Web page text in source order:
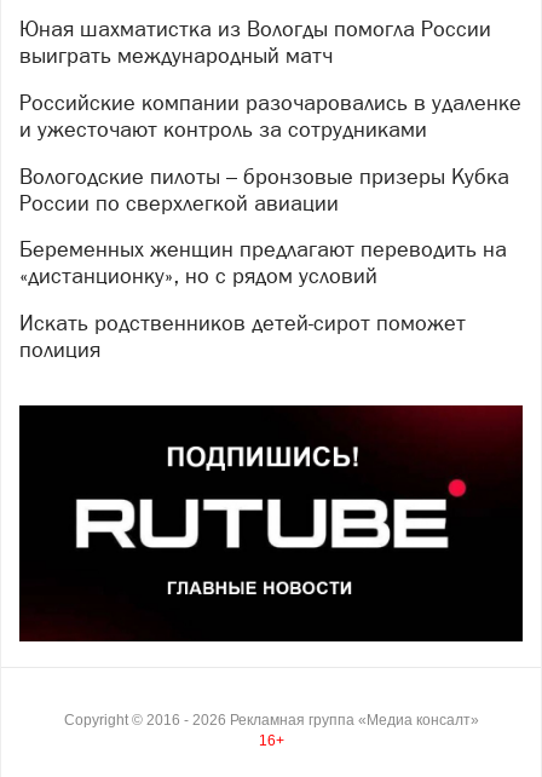
Юная шахматистка из Вологды помогла России
выиграть международный матч
Российские компании разочаровались в удаленке
и ужесточают контроль за сотрудниками
Вологодские пилоты – бронзовые призеры Кубка
России по сверхлегкой авиации
Беременных женщин предлагают переводить на
«дистанционку», но с рядом условий
Искать родственников детей-сирот поможет
полиция
Copyright © 2016 - 2026 Рекламная группа «Медиа консалт»
16+